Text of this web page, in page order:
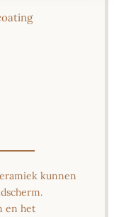
kunnen
en het